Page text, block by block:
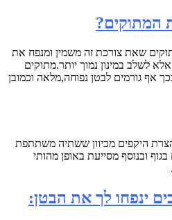
המתוקים?
שאת צורכת זה משמין ומנפח את
לשלב במינון נמוך יותר.מתוקים
אף גורמים לבטן נפוחה,מלאה וכמובן
היקפים מכיוון ששתיה משתתפת
ובנוסף מסייעת באופן מהותי
ינפחו לך את הבטן: